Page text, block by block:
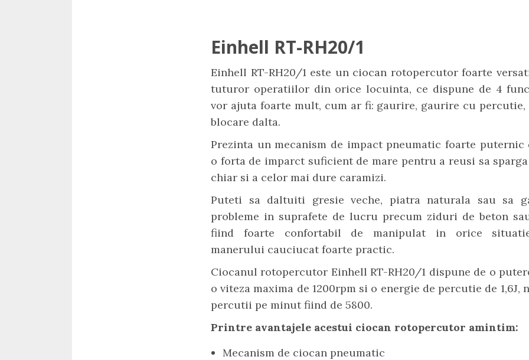
Einhell RT-RH20/1
Einhell RT-RH20/1 este un ciocan rotopercutor foarte
tuturor operatiilor din orice locuinta, ce dispune de 4
vor ajuta foarte mult, cum ar fi: gaurire, gaurire cu
blocare dalta.
Prezinta un mecanism de impact pneumatic foarte puternic
o forta de imparct suficient de mare pentru a reusi sa
chiar si a celor mai dure caramizi.
Puteti sa daltuiti gresie veche, piatra naturala sau sa
probleme in suprafete de lucru precum ziduri de beton
fiind foarte confortabil de manipulat in orice
manerului cauciucat foarte practic.
Ciocanul rotopercutor Einhell RT-RH20/1 dispune de o
o viteza maxima de 1200rpm si o energie de percutie de 1,6J,
percutii pe minut fiind de 5800.
Printre avantajele acestui ciocan rotopercutor amintim:
Mecanism de ciocan pneumatic